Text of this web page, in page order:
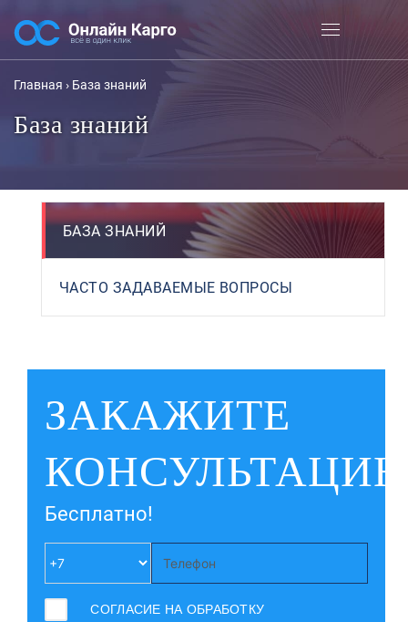
Главная › База знаний
База знаний
БАЗА ЗНАНИЙ
ЧАСТО ЗАДАВАЕМЫЕ ВОПРОСЫ
ЗАКАЖИТЕ
Бесплатно!
СОГЛАСИЕ НА ОБРАБОТКУ